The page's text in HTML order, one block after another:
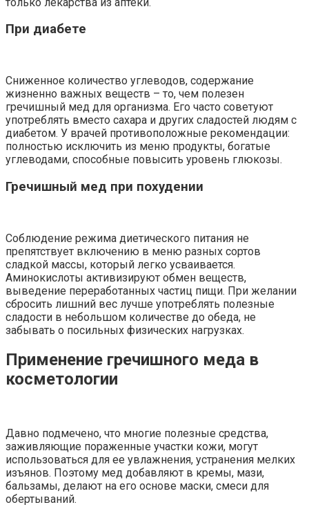
При диабете
Сниженное количество углеводов, содержание
жизненно важных веществ – то, чем полезен
гречишный мед для организма. Его часто советуют
употреблять вместо сахара и других сладостей людям с
диабетом. У врачей противоположные рекомендации:
полностью исключить из меню продукты, богатые
углеводами, способные повысить уровень глюкозы.
Гречишный мед при похудении
Соблюдение режима диетического питания не
препятствует включению в меню разных сортов
сладкой массы, который легко усваивается.
Аминокислоты активизируют обмен веществ,
выведение переработанных частиц пищи. При желании
сбросить лишний вес лучше употреблять полезные
сладости в небольшом количестве до обеда, не
забывать о посильных физических нагрузках.
Применение гречишного меда в
косметологии
Давно подмечено, что многие полезные средства,
заживляющие пораженные участки кожи, могут
использоваться для ее увлажнения, устранения мелких
изъянов. Поэтому мед добавляют в кремы, мази,
бальзамы, делают на его основе маски, смеси для
обертываний.